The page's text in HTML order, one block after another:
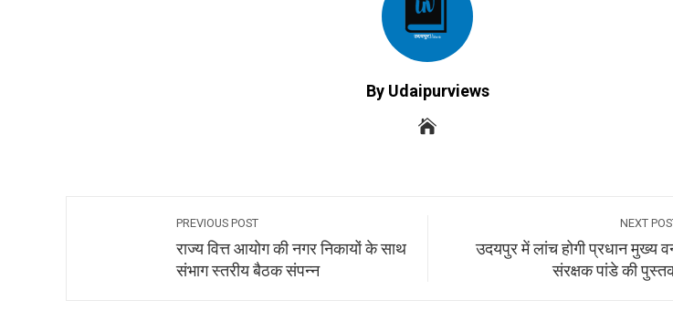
By Udaipurviews
PREVIOUS POST
राज्य वित्त आयोग की नगर निकायों के साथ
संभाग स्तरीय बैठक संपन्न
NEXT
उदयपुर में लांच होगी प्रधान मुख्य
संरक्षक पांडे की